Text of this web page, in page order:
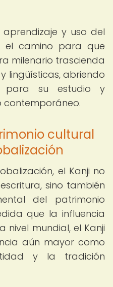
aprendizaje y uso del
el camino para que
milenario trascienda
lingüísticas, abriendo
para su estudio y
contemporáneo.
cultural
el Kanji no
sino también
del patrimonio
que la influencia
nivel mundial, el Kanji
aún mayor como
y la tradición